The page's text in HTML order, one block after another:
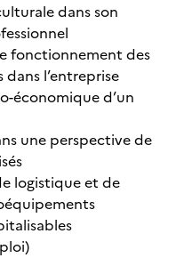
dans son
fonctionnement des
l’entreprise
économique d’un
une perspective de
logistique et de